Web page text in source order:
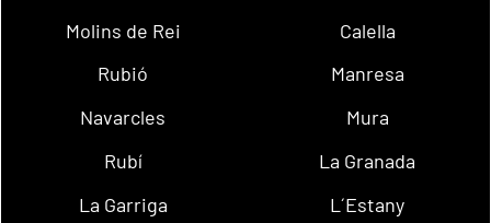
Molins de Rei
Calella
Rubió
Manresa
Navarcles
Mura
Rubí
La Granada
La Garriga
L´Estany